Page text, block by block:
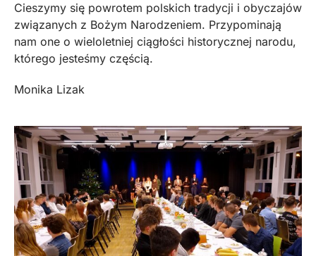
Cieszymy się powrotem polskich tradycji i obyczajów
związanych z Bożym Narodzeniem. Przypominają
nam one o wieloletniej ciągłości historycznej narodu,
którego jesteśmy częścią.
Monika Lizak